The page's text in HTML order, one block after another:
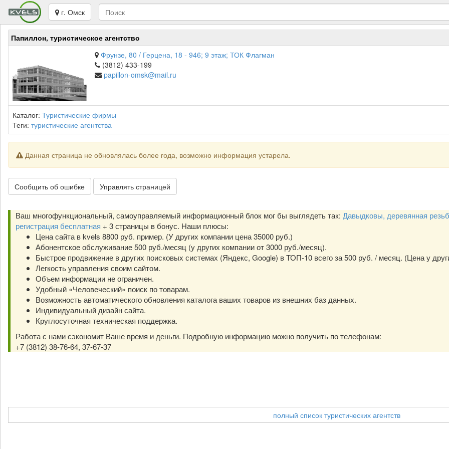
г. Омск
Папиллон, туристическое агентство
Фрунзе, 80 / Герцена, 18 - 946; 9 этаж; ТОК Флагман
(3812) 433-199
papillon-omsk@mail.ru
Каталог: Туристические фирмы
Теги: туристические агентства
Данная страница не обновлялась более года, возможно информация устарела.
Сообщить об ошибке Управлять страницей
Ваш многофункциональный, самоуправляемый информационный блок мог бы выглядеть так: Давыдковы, деревянная
регистрация бесплатная + 3 страницы в бонус. Наши плюсы:
Цена сайта в kvels 8800 руб. пример. (У других компании цена 35000 руб.)
Абонентское обслуживание 500 руб./месяц (у других компании от 3000 руб./месяц).
Быстрое продвижение в других поисковых системах (Яндекс, Google) в ТОП-10 всего за 500 руб. / месяц. (Цена у
Легкость управления своим сайтом.
Объем информации не ограничен.
Удобный «Человеческий» поиск по товарам.
Возможность автоматического обновления каталога ваших товаров из внешних баз данных.
Индивидуальный дизайн сайта.
Круглосуточная техническая поддержка.
Работа с нами сэкономит Ваше время и деньги. Подробную информацию можно получить по телефонам:
+7 (3812) 38-76-64, 37-67-37
полный список туристических агентств